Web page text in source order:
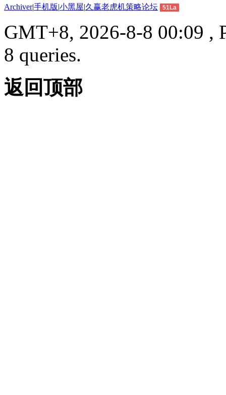
Archiver|手机版|小黑屋|久赢老虎机策略论坛 51La
GMT+8, 2026-8-8 00:09 ,
8 queries.
返回顶部